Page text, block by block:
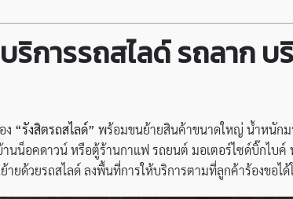
การรถสไลด์ รถลาก บ
ง “รังสิตรถสไลด์” พร้อมขนย้ายสินค้าขนาดใหญ่ น้ำหนัก
นน็อคดาวน์ หรือตู้ร้านกาแฟ รถยนต์ มอเตอร์ไซด์บิ๊กไบค์
ยด้วยรถสไลด์ ลงพื้นที่การให้บริการตามที่ลูกค้าร้องขอไ